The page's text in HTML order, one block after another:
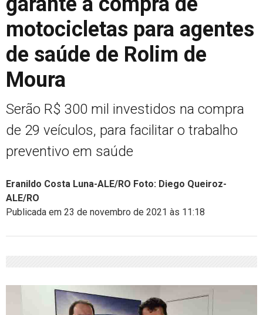
motocicletas para agentes
de saúde de Rolim de
Moura
Serão R$ 300 mil investidos na compra
de 29 veículos, para facilitar o trabalho
preventivo em saúde
Eranildo Costa Luna-ALE/RO Foto: Diego Queiroz-
ALE/RO
Publicada em 23 de novembro de 2021 às 11:18